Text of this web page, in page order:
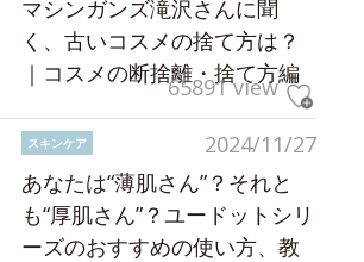
マシンガンズ滝沢さんに聞
く、古いコスメの捨て方は？
｜コスメの断捨離・捨て方編
65891 view
2024/11/27
スキンケア
あなたは“薄肌さん”？それと
も“厚肌さん”？ユードットシリ
ーズのおすすめの使い方、教